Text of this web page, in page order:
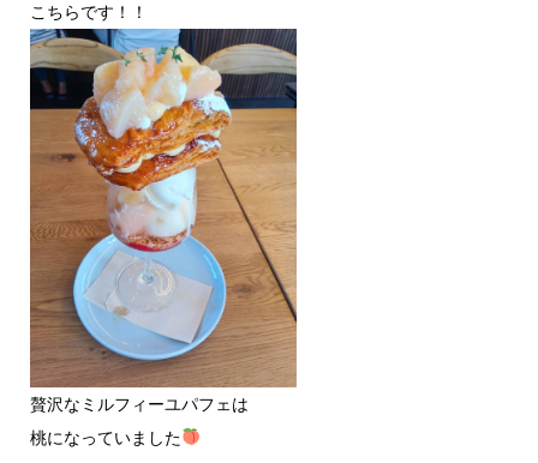
こちらです！！
贅沢なミルフィーユパフェは
桃になっていました